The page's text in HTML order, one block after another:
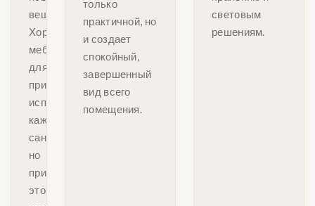
вещи.
Хорошая
мебель
для
прихожей
использует
каждый
сантиметр,
но
при
этом
только
практичной, но
и создает
спокойный,
завершенный
вид всего
помещения.
световым
решениям.